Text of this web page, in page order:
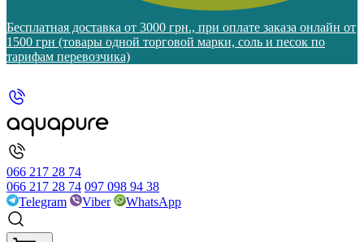
Бесплатная доставка от 3000 грн., при оплате заказа онлайн от
1500 грн (товары одной торговой марки, соль и песок по
тарифам перевозчика)
066 217 28 74
066 217 28 74 097 098 94 38
Telegram
Viber WhatsApp